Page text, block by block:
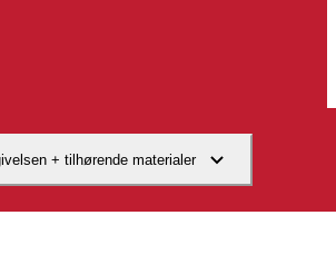
+ tilhørende materialer